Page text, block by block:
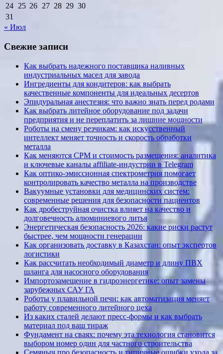
24 25 26 27 28 29 30
31
« Июл
Свежие записи
Как выбрать надежного поставщика наливных
индустриальных масел для завода
Ингредиенты для кондитеров: как выбрать
качественные компоненты для идеальных десертов
Эпидуральная анестезия: что важно знать перед родами
Как выбрать литейное оборудование под задачи
предприятия и не переплатить за лишние мощности
Роботы на смену резчикам: как искусственный
интеллект меняет точность и скорость обработки
металла
Как меняются CPM и стоимость размещения: аналитика
и ключевые каналы affiliate-индустрии в Telegram
Как оптико-эмиссионная спектрометрия помогает
контролировать качество металла на производстве
Вакуумные установки для медицинских систем:
современные решения для безопасности пациентов
Как дробеструйная очистка влияет на качество и
долговечность алюминиевого литья
Энергетическая безопасность 2026: какие риски растут
быстрее, чем мощности генерации
Как организовать доставку в Казахстан: опыт экспертов
логистики
Как рассчитать необходимый диаметр и длину ПВХ
шланга для насосного оборудования
Импортозамещение в гидроэнергетике: опыт замены
зарубежных САУ ГА
Роботы у плавильной печи: как автоматизация меняет
работу современного литейного цеха
Из каких сталей делают пресс-формы и как выбрать
материал под ваш тираж
Фундамент на сваях: почему эта технология становится
выбором номер один для частного строительства
Семяныч про безопасность и типичные ошибки ухода за